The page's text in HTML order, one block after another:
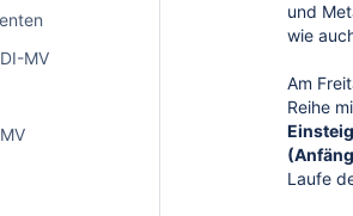
MV
und
wie
Am
Reihe
Laufe